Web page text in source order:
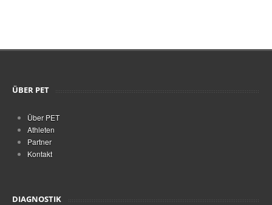
ÜBER PET
Über PET
Athleten
Partner
Kontakt
DIAGNOSTIK